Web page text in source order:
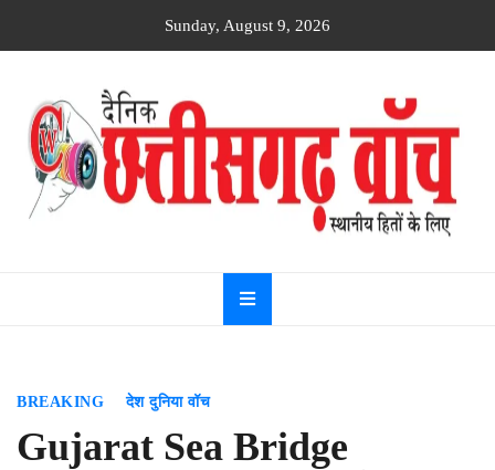
Sunday, August 9, 2026
Dainik
Chhattisgarh
watch
BREAKING देश दुनिया वॉच
Gujarat Sea Bridge